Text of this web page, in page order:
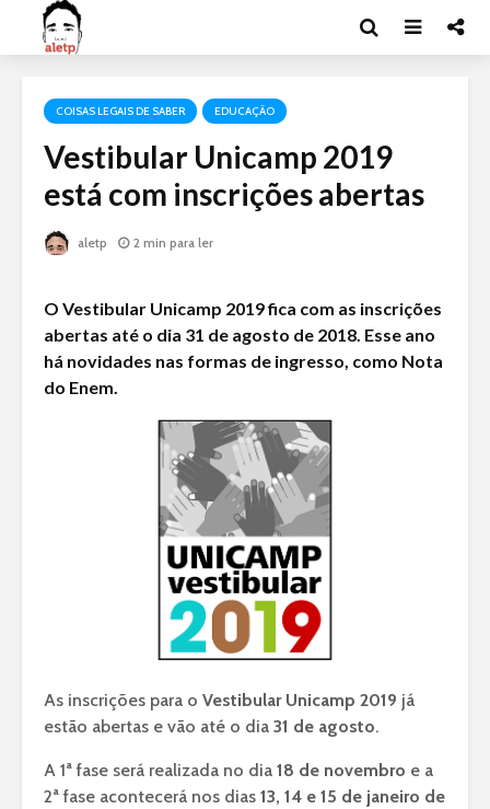
COISAS LEGAIS DE SABER EDUCAÇÃO
Vestibular Unicamp 2019
está com inscrições abertas
aletp 2 min para ler
O Vestibular Unicamp 2019 fica com as inscrições
abertas até o dia 31 de agosto de 2018. Esse ano
há novidades nas formas de ingresso, como Nota
do Enem.
As inscrições para o Vestibular Unicamp 2019 já
estão abertas e vão até o dia 31 de agosto.
A 1ª fase será realizada no dia 18 de novembro e a
2ª fase acontecerá nos dias 13, 14 e 15 de janeiro de